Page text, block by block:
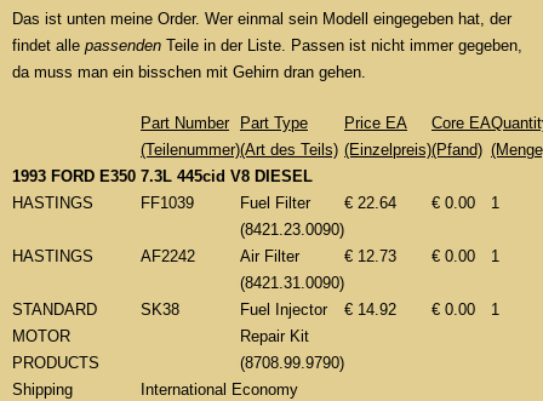
Das ist unten meine Order. Wer einmal sein Modell eingegeben hat, der
findet alle passenden Teile in der Liste. Passen ist nicht immer gegeben,
da muss man ein bisschen mit Gehirn dran gehen.
Part Number
(Teilenummer)
Part Type
(Art des Teils)
Price EA
(Einzelpreis)
Core EA
(Pfand)
1993 FORD E350 7.3L 445cid V8 DIESEL
HASTINGS
FF1039
Fuel Filter
(8421.23.0090)
€ 22.64 € 0.00 1
HASTINGS AF2242
Air Filter
(8421.31.0090)
€ 12.73 € 0.00 1
STANDARD
MOTOR
PRODUCTS
SK38
Fuel Injector
Repair Kit
(8708.99.9790)
€ 14.92 € 0.00 1
Shipping
International Economy